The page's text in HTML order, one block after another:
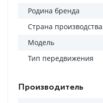
Родина бренда
Страна производства
Модель
Тип передвижения
Производитель